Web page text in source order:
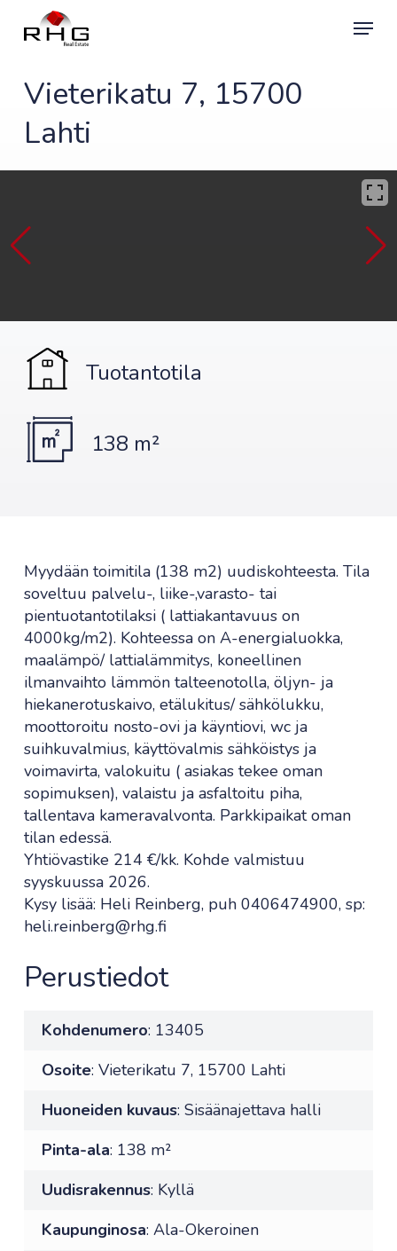
Menu
Vieterikatu 7, 15700
Lahti
Tuotantotila
138 m²
Myydään toimitila (138 m2) uudiskohteesta. Tila
soveltuu palvelu-, liike-,varasto- tai
pientuotantotilaksi ( lattiakantavuus on
4000kg/m2). Kohteessa on A-energialuokka,
maalämpö/ lattialämmitys, koneellinen
ilmanvaihto lämmön talteenotolla, öljyn- ja
hiekanerotuskaivo, etälukitus/ sähkölukku,
moottoroitu nosto-ovi ja käyntiovi, wc ja
suihkuvalmius, käyttövalmis sähköistys ja
voimavirta, valokuitu ( asiakas tekee oman
sopimuksen), valaistu ja asfaltoitu piha,
tallentava kameravalvonta. Parkkipaikat oman
tilan edessä.
Yhtiövastike 214 €/kk. Kohde valmistuu
syyskuussa 2026.
Kysy lisää: Heli Reinberg, puh 0406474900, sp:
heli.reinberg@rhg.fi
Perustiedot
Kohdenumero: 13405
Osoite: Vieterikatu 7, 15700 Lahti
Huoneiden kuvaus: Sisäänajettava halli
Pinta-ala: 138 m²
Uudisrakennus: Kyllä
Kaupunginosa: Ala-Okeroinen